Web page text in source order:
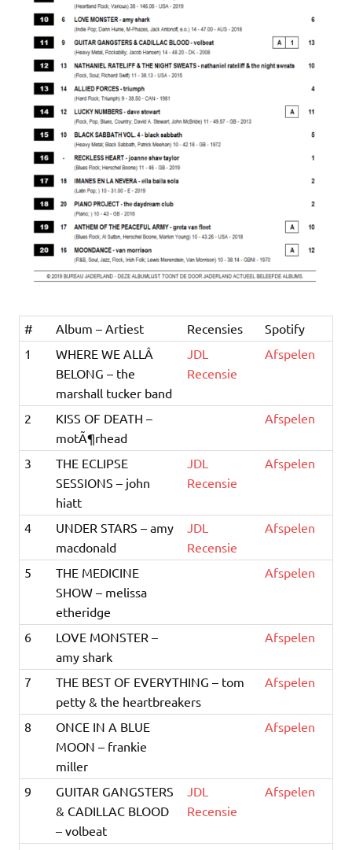
# Album – Artiest Recensies
Spotify
1
WHERE WE ALLÂ
BELONG – the
marshall tucker band
JDL
Recensie
Afspelen
2
KISS OF DEATH –
motÃ¶rhead
Afspelen
3
THE ECLIPSE
SESSIONS – john
hiatt
JDL
Recensie
Afspelen
4
UNDER STARS – amy
macdonald
JDL
Recensie
Afspelen
5
THE MEDICINE
SHOW – melissa
etheridge
Afspelen
6
LOVE MONSTER –
amy shark
Afspelen
7
THE BEST OF EVERYTHING – tom
petty & the heartbreakers
Afspelen
8
ONCE IN A BLUE
MOON – frankie
miller
Afspelen
9
GUITAR GANGSTERS
& CADILLAC BLOOD
– volbeat
JDL
Recensie
Afspelen